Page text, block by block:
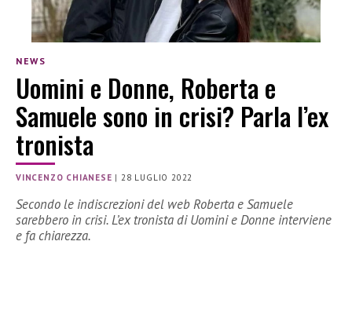
NEWS
Uomini e Donne, Roberta e
Samuele sono in crisi? Parla l’ex
tronista
VINCENZO CHIANESE |28 LUGLIO 2022
Secondo le indiscrezioni del web Roberta e Samuele
sarebbero in crisi. L’ex tronista di Uomini e Donne interviene
e fa chiarezza.